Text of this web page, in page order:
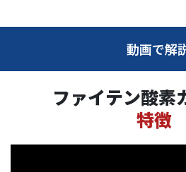
動画で解
ファイテン酸素
特徴